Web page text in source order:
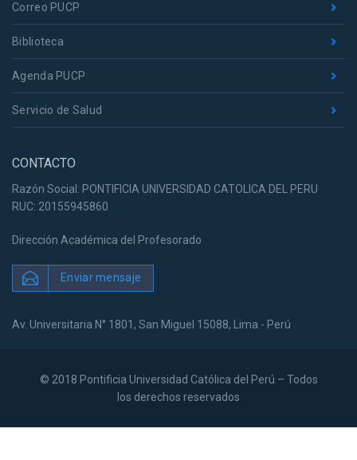
Correo PUCP
Biblioteca
Agenda PUCP
Servicio de Salud
CONTACTO
Razón Social: PONTIFICIA UNIVERSIDAD CATOLICA DEL PERU
RUC: 20155945860
Dirección Académica del Profesorado
Enviar mensaje
Av. Universitaria N° 1801, San Miguel 15088, Lima - Perú
© 2018 Pontificia Universidad Católica del Perú – Todos
los derechos reservados